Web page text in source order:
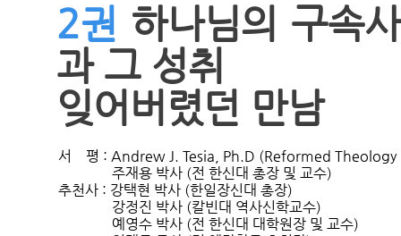
2권 하나님의 구속
과 그 성취
잊어버렸던 만남
서    평 : Andrew J. Tesia, Ph.D (Reformed
               주재용 박사 (전 한신대 총장 및 교수)
추천사 : 강택현 박사 (한일장신대 총장)
               강정진 박사 (칼빈대 역사신학교수)
               예영수 박사 (전 한신대 대학원장 및 교수)